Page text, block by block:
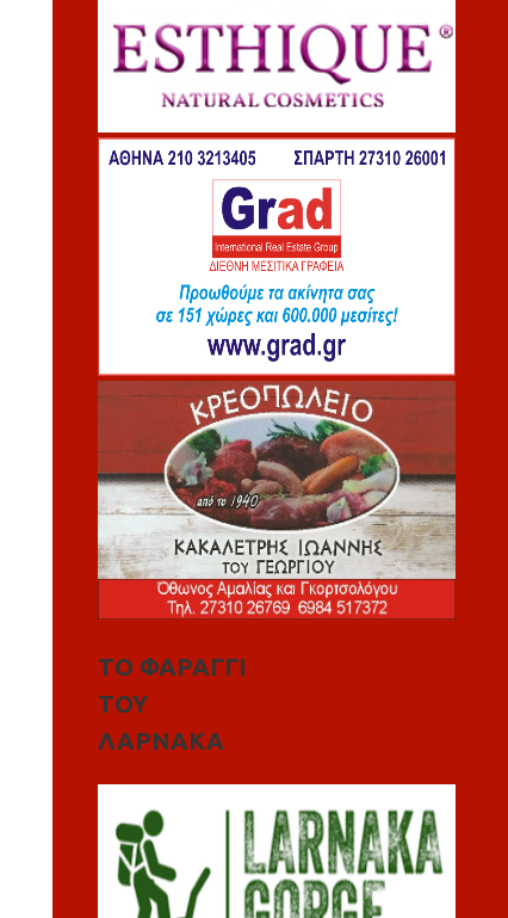
ΤΟ ΦΑΡΑΓΓΙ
ΤΟΥ
ΛΑΡΝΑΚΑ